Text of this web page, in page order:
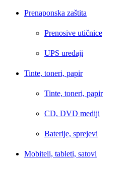
Prenaponska zaštita
Prenosive utičnice
UPS uređaji
Tinte, toneri, papir
Tinte, toneri, papir
CD, DVD mediji
Baterije, sprejevi
Mobiteli, tableti, satovi